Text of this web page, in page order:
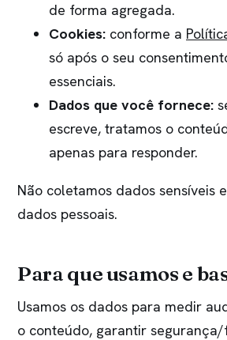
de forma agregada.
Cookies: conforme a
só após o seu
essenciais.
Dados que você fornece:
escreve, tratamos o
apenas para responder.
Não coletamos dados sensíveis e
dados pessoais.
Para que usamos e
Usamos os dados para medir
o conteúdo, garantir